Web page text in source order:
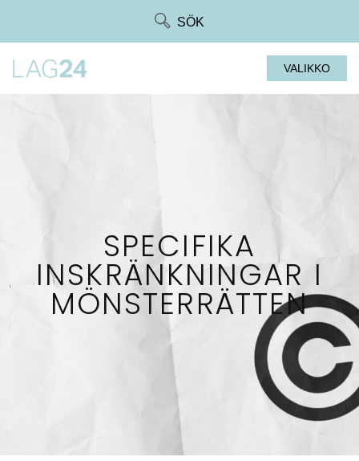
SÖK
VALIKKO
SPECIFIKA
INSKRÄNKNINGAR I
MÖNSTERRÄTTEN